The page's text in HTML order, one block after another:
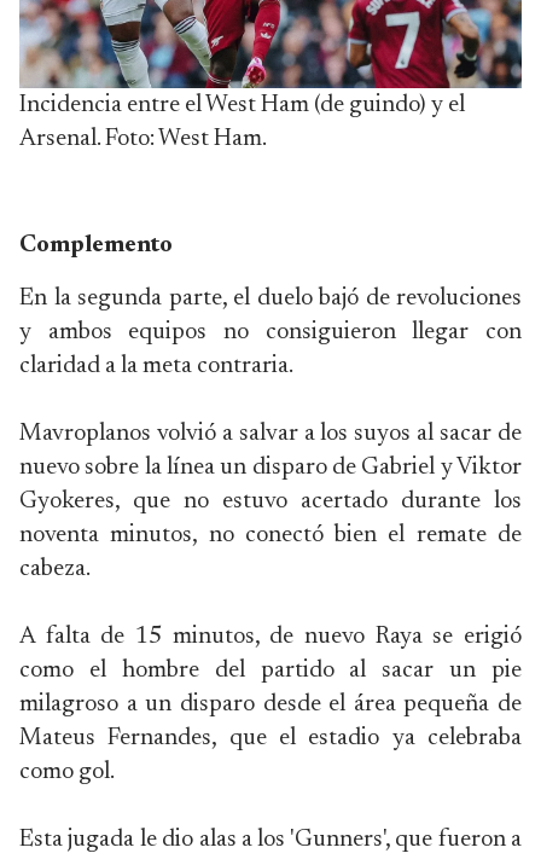
Incidencia entre el West Ham (de guindo) y el
Arsenal. Foto: West Ham.
Complemento
En la segunda parte, el duelo bajó de revoluciones
y ambos equipos no consiguieron llegar con
claridad a la meta contraria.
Mavroplanos volvió a salvar a los suyos al sacar de
nuevo sobre la línea un disparo de Gabriel y Viktor
Gyokeres, que no estuvo acertado durante los
noventa minutos, no conectó bien el remate de
cabeza.
A falta de 15 minutos, de nuevo Raya se erigió
como el hombre del partido al sacar un pie
milagroso a un disparo desde el área pequeña de
Mateus Fernandes, que el estadio ya celebraba
como gol.
Esta jugada le dio alas a los 'Gunners', que fueron a